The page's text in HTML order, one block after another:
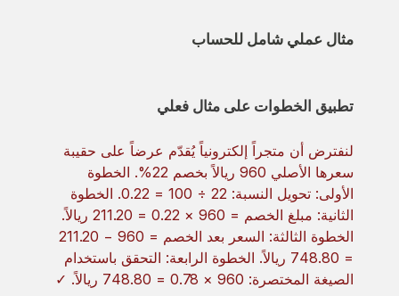
مثال عملي شامل للحساب
تطبيق الخطوات على مثال فعلي
لنفترض أن متجراً إلكترونياً يُقدّم عرضاً على حقيبة
سعرها الأصلي 960 ريالاً بخصم 22%. الخطوة
الأولى: تحويل النسبة: 22 ÷ 100 = 0.22. الخطوة
الثانية: مبلغ الخصم = 960 × 0.22 = 211.20 ريالاً.
الخطوة الثالثة: السعر بعد الخصم = 960 − 211.20
= 748.80 ريالاً. الخطوة الرابعة: التحقق باستخدام
الصيغة المختصرة: 960 × 0.78 = 748.80 ريالاً. ✓